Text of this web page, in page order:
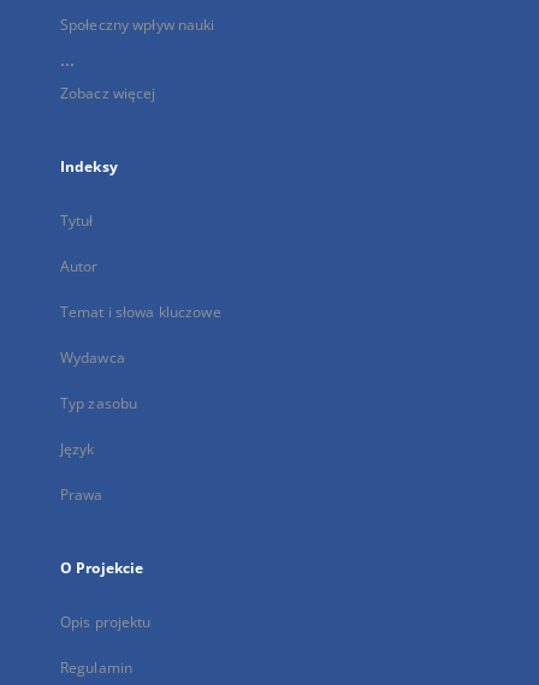
Społeczny wpływ nauki
...
Zobacz więcej
Indeksy
Tytuł
Autor
Temat i słowa kluczowe
Wydawca
Typ zasobu
Język
Prawa
O Projekcie
Opis projektu
Regulamin